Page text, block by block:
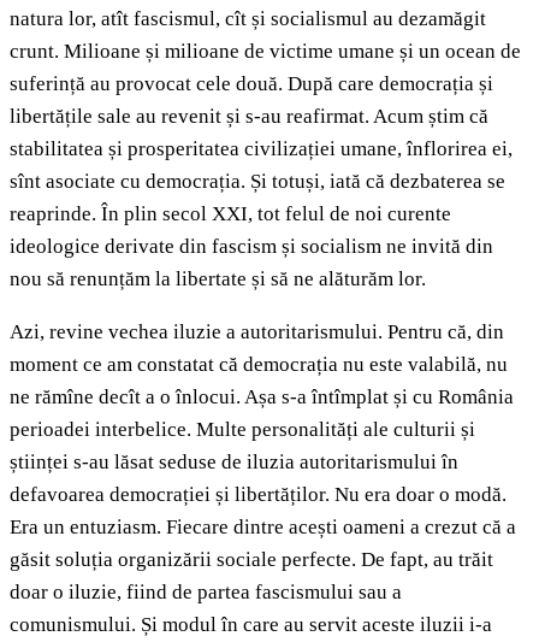
natura lor, atît fascismul, cît și socialismul au dezamăgit
crunt. Milioane și milioane de victime umane și un ocean de
suferință au provocat cele două. După care democrația și
libertățile sale au revenit și s-au reafirmat. Acum știm că
stabilitatea și prosperitatea civilizației umane, înflorirea ei,
sînt asociate cu democrația. Și totuși, iată că dezbaterea se
reaprinde. În plin secol XXI, tot felul de noi curente
ideologice derivate din fascism și socialism ne invită din
nou să renunțăm la libertate și să ne alăturăm lor.
Azi, revine vechea iluzie a autoritarismului. Pentru că, din
moment ce am constatat că democrația nu este valabilă, nu
ne rămîne decît a o înlocui. Așa s-a întîmplat și cu România
perioadei interbelice. Multe personalități ale culturii și
științei s-au lăsat seduse de iluzia autoritarismului în
defavoarea democrației și libertăților. Nu era doar o modă.
Era un entuziasm. Fiecare dintre acești oameni a crezut că a
găsit soluția organizării sociale perfecte. De fapt, au trăit
doar o iluzie, fiind de partea fascismului sau a
comunismului. Și modul în care au servit aceste iluzii i-a